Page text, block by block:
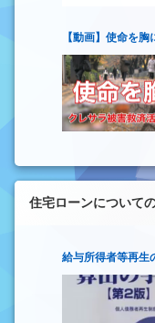
【動画】使命を
住宅ローンについて
給与所得者等再生